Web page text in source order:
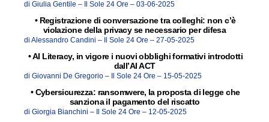
di Giulia Gentile – Il Sole 24 Ore – 03-06-2025
• Registrazione di conversazione tra colleghi: non c’è
violazione della privacy se necessario per difesa
di Alessandro Candini – Il Sole 24 Ore – 27-05-2025
•AI Literacy, in vigore i nuovi obblighi formativi introdotti
dall’AI ACT
di Giovanni De Gregorio – Il Sole 24 Ore – 15-05-2025
• Cybersicurezza: ransomwere, la proposta di legge che
sanziona il pagamento del riscatto
di Giorgia Bianchini – Il Sole 24 Ore – 12-05-2025